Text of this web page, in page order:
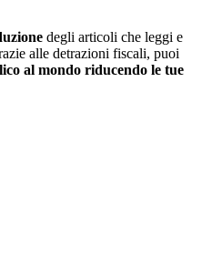
degli articoli che leggi e
alle detrazioni fiscali, puoi
al mondo riducendo le tue